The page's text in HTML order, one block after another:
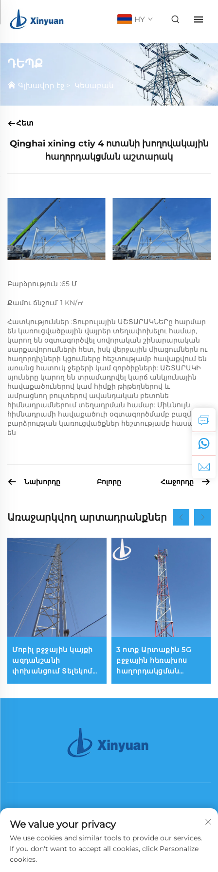
HY
ԴԵՊՔ
Գլխավոր էջ > Կեսաբան
Հետ
Qinghai xining ctiy 4 ոտանի խողովակային
հաղորդակցման աշտարակ
Բարձրություն :65 Մ
Քամու ճնշում՝ 1 KN/㎡
Հատկություններ :Տուբուլային ԱՇՏԱՐԱԿՆԵՐը հարմար
են կառուցվածքային վայրեր տեղափոխելու համար,
կարող են օգտագործվել սովորական շինարարական
սարքավորումների հետ, իսկ վերջային միացումներն ու
հաղորդիչների կցումները հեշտությամբ հավաքվում են
առանց հատուկ ջեքերի կամ գործիքների: ԱՇՏԱՐԱԿԻ
սյուները կարող են տրամադրվել կարճ անկյունային
հավաքածուներով կամ հիմքի թիթեղներով և
ամրացնող բուլտերով ավանդական բետոնե
հիմնադրամներում տեղադրման համար: Միևնույն
հիմնադրամի հավաքածուի օգտագործմամբ բազմակի
բարձրության կառուցվածքներ հեշտությամբ հասանելի
են
Նախորդը Բոլորը Հաջորդը
Առաջարկվող արտադրանքներ
Մոբիլ բջջային կայքի
ազդանշանի
փոխանցում Տելեկոմ
Երեքանկյուն
3 ոտք Արտաքին 5G
բջջային հեռախոս
հաղորդակցման
աշտարակ երկար
Աբոնացեք
We value your privacy
We use cookies and similar tools to provide our services.
If you don't want to accept all cookies, click Personalize
cookies.